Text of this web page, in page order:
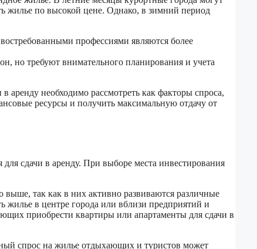
жилье по высокой цене. Однако, в зимний период
профессиями являются более
но требуют внимательного планирования и учета
аренду необходимо рассмотреть как факторы спроса,
ресурсы и получить максимальную отдачу от
сдачи в аренду. При выборе места инвестирования
так как в них активно развиваются различные
жилье в центре города или вблизи предприятий и
приобрести квартиры или апартаменты для сдачи в
спрос на жилье отдыхающих и туристов может